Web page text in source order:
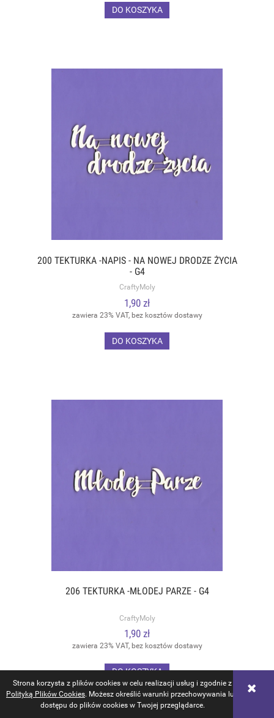
Strona korzysta z plików cookies w celu realizacji usług i zgodnie z
Polityką Plików Cookies. Możesz określić warunki przechowywania lub
dostępu do plików cookies w Twojej przeglądarce.
DO KOSZYKA
200 TEKTURKA -NAPIS - NA NOWEJ DRODZE ŻYCIA
- G4
CraftyMoly
1,90 zł
zawiera 23% VAT, bez kosztów dostawy
DO KOSZYKA
206 TEKTURKA -MŁODEJ PARZE - G4
CraftyMoly
1,90 zł
zawiera 23% VAT, bez kosztów dostawy
DO KOSZYKA